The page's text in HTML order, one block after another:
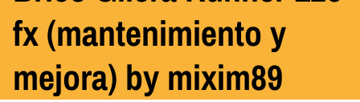
fx (mantenimiento y
mejora) by mixim89